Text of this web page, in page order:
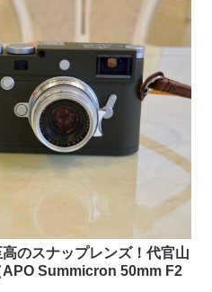
のスナップレンズ！代官山
APO Summicron 50mm F2